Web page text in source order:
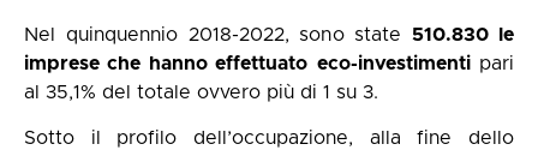
Nel quinquennio 2018-2022, sono state510.830 le
imprese che hanno effettuato eco-investimentipari
al 35,1% del totale ovvero più di 1 su 3.
Sotto il profilo dell’occupazione, alla fine dello